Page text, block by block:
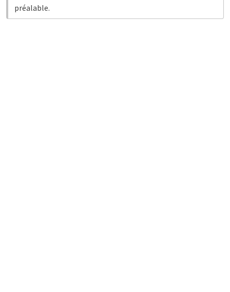
préalable.